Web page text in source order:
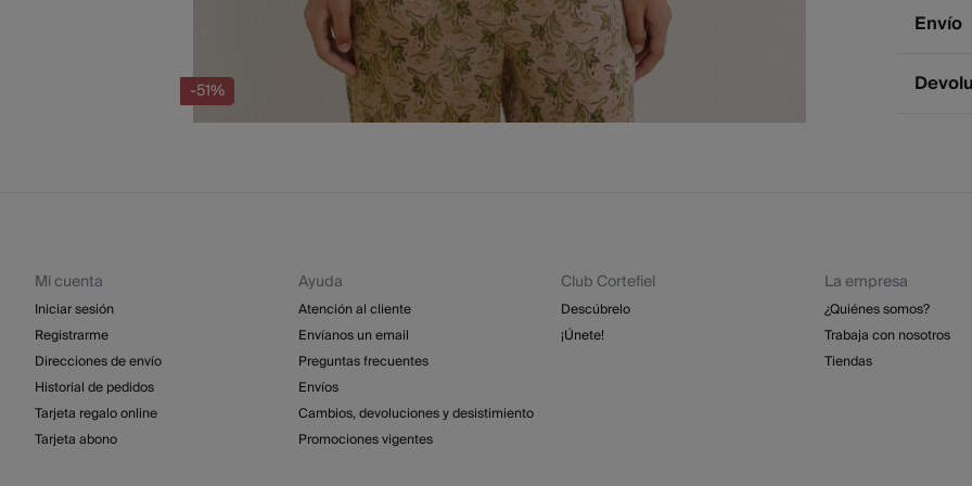
-51%
Envío
Mi cuenta
Iniciar sesión
Registrarme
Direcciones de envío
Historial de pedidos
Tarjeta regalo online
Tarjeta abono
Ayuda
Atención al cliente
Envíanos un email
Preguntas frecuentes
Envíos
Cambios, devoluciones y desistimiento
Promociones vigentes
Club Cortefiel
Descúbrelo
¡Únete!
La empresa
¿Quiénes somos?
Trabaja con nosotros
Tiendas